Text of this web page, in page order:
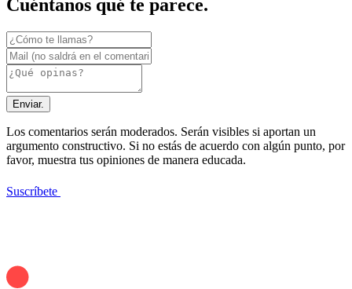
Cuéntanos qué te parece.
Enviar.
Los comentarios serán moderados. Serán visibles si aportan un
argumento constructivo. Si no estás de acuerdo con algún punto, por
favor, muestra tus opiniones de manera educada.
Suscríbete